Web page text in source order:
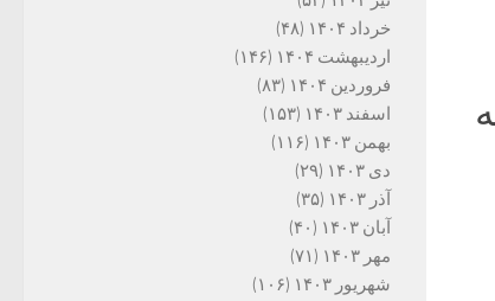
خرداد ۱۴۰۴
(۴۸)
اردیبهشت ۱۴۰۴
(۱۴۶)
فروردین ۱۴۰۴
(۸۳)
اسفند ۱۴۰۳
(۱۵۳)
بهمن ۱۴۰۳
(۱۱۶)
دی ۱۴۰۳
(۲۹)
آذر ۱۴۰۳
(۳۵)
آبان ۱۴۰۳
(۴۰)
مهر ۱۴۰۳
(۷۱)
شهریور ۱۴۰۳
(۱۰۶)